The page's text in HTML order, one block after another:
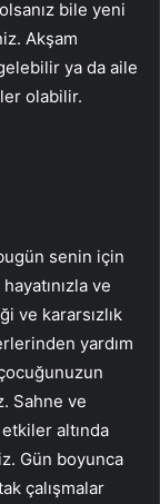
bile yeni
Akşam
ya da aile
olabilir.
senin için
ve
ve kararsızlık
yardım
Sahne ve
etkiler altında
Gün boyunca
çalışmalar